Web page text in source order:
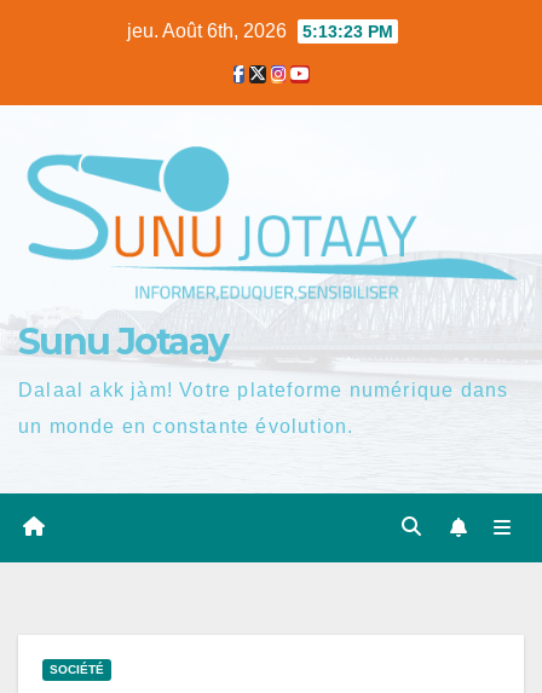
jeu. Août 6th, 2026 5:13:24 PM
Sunu Jotaay
Dalaal akk jàm! Votre plateforme numérique dans
un monde en constante évolution.
SOCIÉTÉ